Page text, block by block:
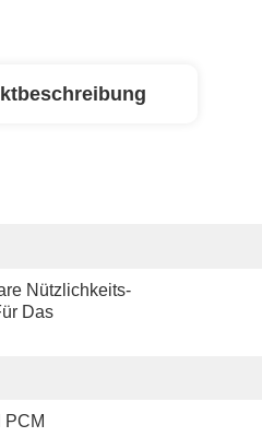
Nützlichkeits-
Das
PCM